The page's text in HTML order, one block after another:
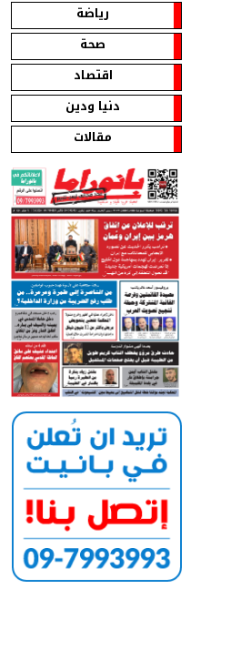
رياضة
صحة
اقتصاد
دنيا ودين
مقالات